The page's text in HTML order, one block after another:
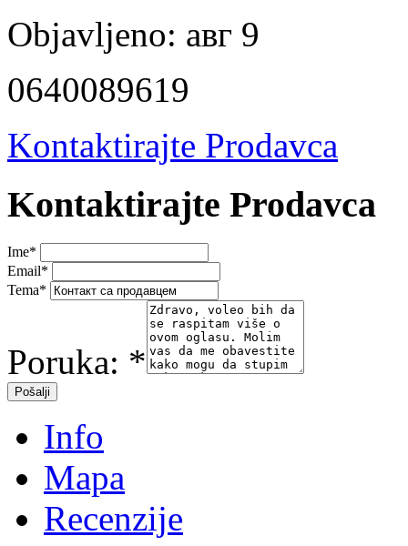
Objavljeno: авг 9
0640089619
Kontaktirajte Prodavca
Kontaktirajte Prodavca
Ime*
Email*
Tema*
Poruka: *
Info
Mapa
Recenzije